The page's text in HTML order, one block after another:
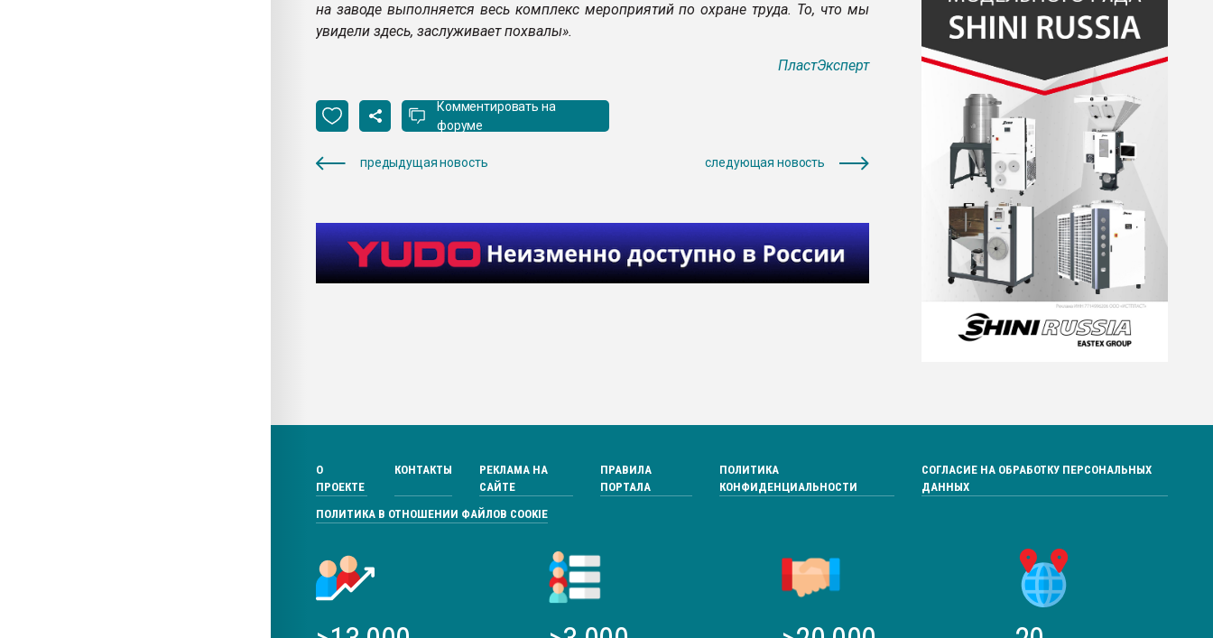
на заводе выполняется весь комплекс мероприятий по охране труда. То, что мы
увидели здесь, заслуживает похвалы».
ПластЭксперт
Комментировать на
форуме
предыдущая новость следующая новость
О
ПРОЕКТЕ
КОНТАКТЫ
РЕКЛАМА НА
САЙТЕ
ПРАВИЛА
ПОРТАЛА
ПОЛИТИКА
КОНФИДЕНЦИАЛЬНОСТИ
СОГЛАСИЕ НА ОБРАБОТКУ ПЕРСОНАЛЬНЫХ
ДАННЫХ
ПОЛИТИКА В ОТНОШЕНИИ ФАЙЛОВ COOKIE